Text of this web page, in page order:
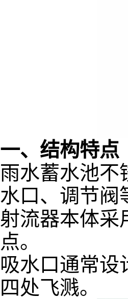
一、结构特点
雨水蓄水池不
水口、调节阀
射流器本体采
点。
吸水口通常设
四处飞溅。